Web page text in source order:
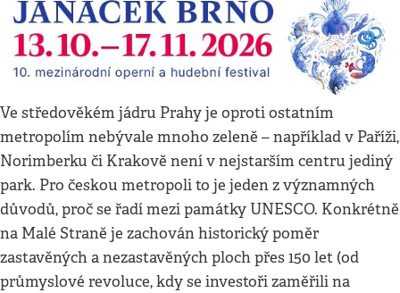
Ve středověkém jádru Prahy je oproti ostatním
metropolím nebývale mnoho zeleně – například v Paříži,
Norimberku či Krakově není v nejstarším centru jediný
park. Pro českou metropoli to je jeden z významných
důvodů, proč se řadí mezi památky UNESCO. Konkrétně
na Malé Straně je zachován historický poměr
zastavěných a nezastavěných ploch přes 150 let (od
průmyslové revoluce, kdy se investoři zaměřili na